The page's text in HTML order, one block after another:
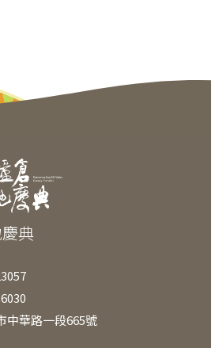
典
中華路一段665號